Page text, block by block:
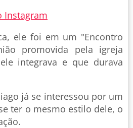
Instagram
ele foi em um "Encontro
promovida pela igreja
integrava e que durava
já se interessou por um
ter o mesmo estilo dele, o